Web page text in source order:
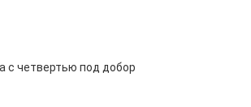
с четвертью под добор